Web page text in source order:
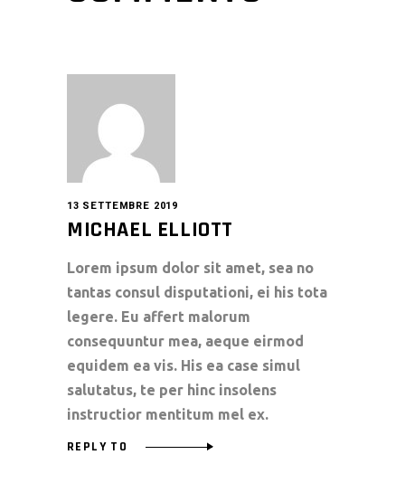
13 SETTEMBRE 2019
MICHAEL ELLIOTT
Lorem ipsum dolor sit amet, sea no
tantas consul disputationi, ei his tota
legere. Eu affert malorum
consequuntur mea, aeque eirmod
equidem ea vis. His ea case simul
salutatus, te per hinc insolens
instructior mentitum mel ex.
REPLY TO